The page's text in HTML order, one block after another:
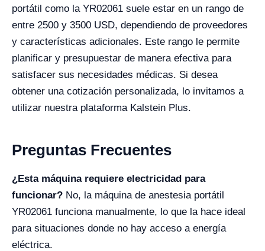
portátil como la YR02061 suele estar en un rango de
entre 2500 y 3500 USD, dependiendo de proveedores
y características adicionales. Este rango le permite
planificar y presupuestar de manera efectiva para
satisfacer sus necesidades médicas. Si desea
obtener una cotización personalizada, lo invitamos a
utilizar nuestra plataforma Kalstein Plus.
Preguntas Frecuentes
¿Esta máquina requiere electricidad para
funcionar? No, la máquina de anestesia portátil
YR02061 funciona manualmente, lo que la hace ideal
para situaciones donde no hay acceso a energía
eléctrica.